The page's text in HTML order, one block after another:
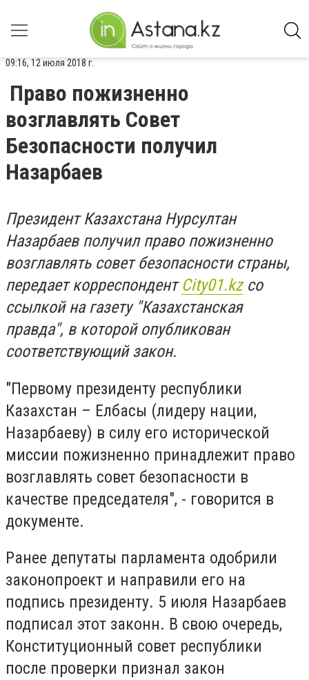
09:16, 12 июля 2018 г.
Право пожизненно
возглавлять Совет
Безопасности получил
Назарбаев
Президент Казахстана Нурсултан
Назарбаев получил право пожизненно
возглавлять совет безопасности страны,
передает корреспондентCity01.kzсо
ссылкой на газету "Казахстанская
правда", в которой опубликован
соответствующий закон.
"Первому президенту республики
Казахстан – Елбасы (лидеру нации,
Назарбаеву) в силу его исторической
миссии пожизненно принадлежит право
возглавлять совет безопасности в
качестве председателя", - говорится в
документе.
Ранее депутаты парламента одобрили
законопроект и направили его на
подпись президенту. 5 июля Назарбаев
подписал этот законн. В свою очередь,
Конституционный совет республики
после проверки признал закон